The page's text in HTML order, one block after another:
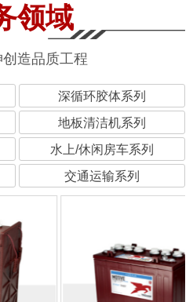
领域
造品质工程
深循环胶体系列
地板清洁机系列
水上/休闲房车系列
交通运输系列